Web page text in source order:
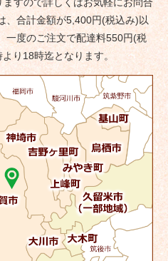
、合計金額が5,400円(税込み)以
一度のご注文で配達料550円(税
り18時迄となります。